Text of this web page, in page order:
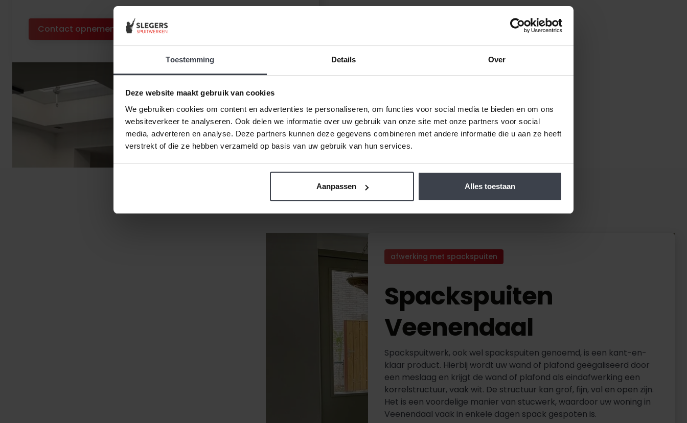
Toestemming Details Over
Deze website maakt gebruik van cookies
We gebruiken cookies om content en advertenties te personaliseren, om functies voor social media te bieden en om ons
websiteverkeer te analyseren. Ook delen we informatie over uw gebruik van onze site met onze partners voor social
media, adverteren en analyse. Deze partners kunnen deze gegevens combineren met andere informatie die u aan ze heeft
verstrekt of die ze hebben verzameld op basis van uw gebruik van hun services.
Aanpassen Alles toestaan
Contact opnemen Diensten bekijken
afwerking met spackspuiten
Spackspuiten
Veenendaal
Spackspuitwerk, ook wel spackspuiten genoemd, is een kant-en-
klaar product. Hierbij wordt uw wand of plafond geëgaliseerd door
een meslaag en krijgt de wand of plafond als eindafwerking een
korrelstructuur, vaak wit. De structuur kan grof, fijn, vol en open zijn.
Het is een voordelige manier van stucwerk, waardoor uw woning in
Veenendaal vaak in enkele dagen spack gespoten is.